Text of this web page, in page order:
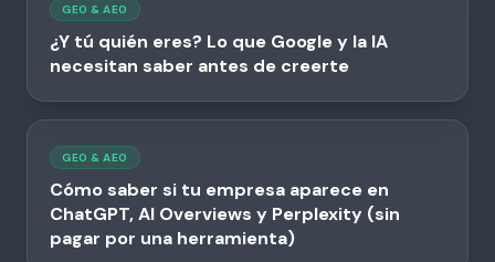
GEO & AEO
¿Y tú quién eres? Lo que Google y la IA
necesitan saber antes de creerte
GEO & AEO
Cómo saber si tu empresa aparece en
ChatGPT, AI Overviews y Perplexity (sin
pagar por una herramienta)